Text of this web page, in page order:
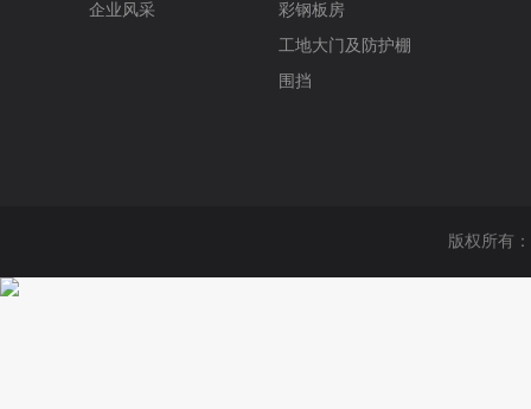
企业风采
彩钢板房
工地大门及防护棚
围挡
版权所有